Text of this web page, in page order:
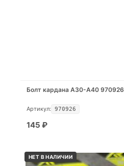
Артикул: 970926
145 ₽
НЕТ В НАЛИЧИИ